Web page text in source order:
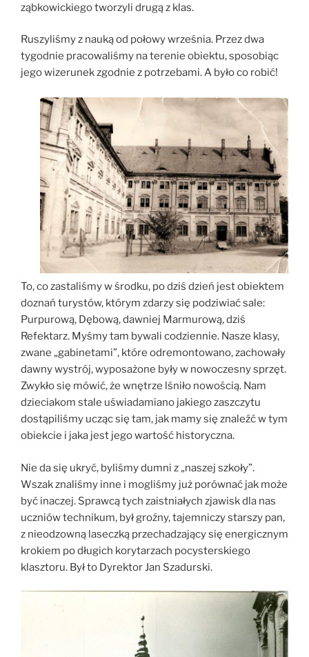
ząbkowickiego tworzyli drugą z klas.
Ruszyliśmy z nauką od połowy września. Przez dwa
tygodnie pracowaliśmy na terenie obiektu, sposobiąc
jego wizerunek zgodnie z potrzebami. A było co robić!
To, co zastaliśmy w środku, po dziś dzień jest obiektem
doznań turystów, którym zdarzy się podziwiać sale:
Purpurową, Dębową, dawniej Marmurową, dziś
Refektarz. Myśmy tam bywali codziennie. Nasze klasy,
zwane „gabinetami”, które odremontowano, zachowały
dawny wystrój, wyposażone były w nowoczesny sprzęt.
Zwykło się mówić, że wnętrze lśniło nowością. Nam
dzieciakom stale uświadamiano jakiego zaszczytu
dostąpiliśmy ucząc się tam, jak mamy się znaleźć w tym
obiekcie i jaka jest jego wartość historyczna.
Nie da się ukryć, byliśmy dumni z „naszej szkoły”.
Wszak znaliśmy inne i mogliśmy już porównać jak może
być inaczej. Sprawcą tych zaistniałych zjawisk dla nas
uczniów technikum, był groźny, tajemniczy starszy pan,
z nieodzowną laseczką przechadzający się energicznym
krokiem po długich korytarzach pocysterskiego
klasztoru. Był to Dyrektor Jan Szadurski.